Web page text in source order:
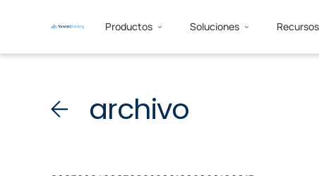
Productos Soluciones Recursos
archivo